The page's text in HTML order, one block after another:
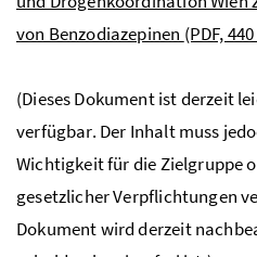
von Benzodiazepinen (PDF,
(Dieses Dokument ist derzeit
verfügbar. Der Inhalt muss
Wichtigkeit für die Zielgruppe
gesetzlicher Verpflichtungen
Dokument wird derzeit